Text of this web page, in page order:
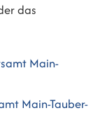
das
Main-
Main-Tauber-